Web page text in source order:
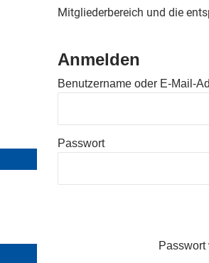
Mitgliederbereich und die
Anmelden
Benutzername oder E-Mail-
Passwort
Passwort